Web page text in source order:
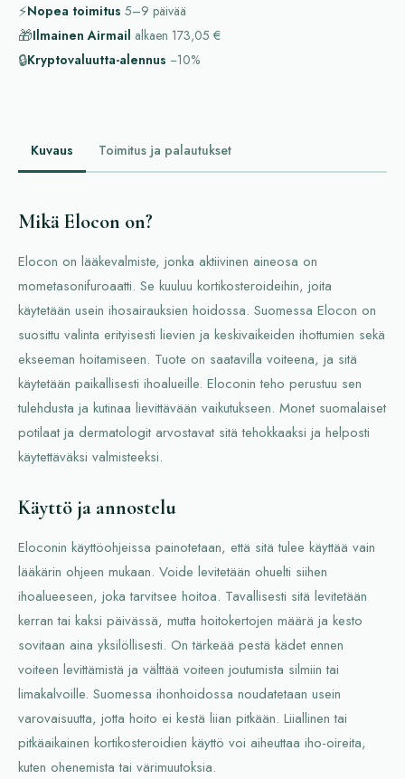
⚡Nopea toimitus 5–9 päivää
🎁Ilmainen Airmail alkaen 173,05 €
🔒Kryptovaluutta-alennus −10%
Kuvaus Toimitus ja palautukset
Mikä Elocon on?
Elocon on lääkevalmiste, jonka aktiivinen aineosa on
mometasonifuroaatti. Se kuuluu kortikosteroideihin, joita
käytetään usein ihosairauksien hoidossa. Suomessa Elocon on
suosittu valinta erityisesti lievien ja keskivaikeiden ihottumien sekä
ekseeman hoitamiseen. Tuote on saatavilla voiteena, ja sitä
käytetään paikallisesti ihoalueille. Eloconin teho perustuu sen
tulehdusta ja kutinaa lievittävään vaikutukseen. Monet suomalaiset
potilaat ja dermatologit arvostavat sitä tehokkaaksi ja helposti
käytettäväksi valmisteeksi.
Käyttö ja annostelu
Eloconin käyttöohjeissa painotetaan, että sitä tulee käyttää vain
lääkärin ohjeen mukaan. Voide levitetään ohuelti siihen
ihoalueeseen, joka tarvitsee hoitoa. Tavallisesti sitä levitetään
kerran tai kaksi päivässä, mutta hoitokertojen määrä ja kesto
sovitaan aina yksilöllisesti. On tärkeää pestä kädet ennen
voiteen levittämistä ja välttää voiteen joutumista silmiin tai
limakalvoille. Suomessa ihonhoidossa noudatetaan usein
varovaisuutta, jotta hoito ei kestä liian pitkään. Liiallinen tai
pitkäaikainen kortikosteroidien käyttö voi aiheuttaa iho-oireita,
kuten ohenemista tai värimuutoksia.